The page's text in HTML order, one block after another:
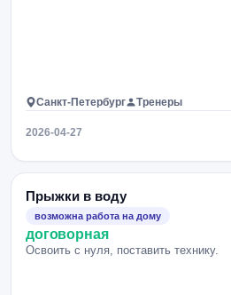
Санкт-Петербург Тренеры
2026-04-27
Прыжки в воду
возможна работа на дому
договорная
Освоить с нуля, поставить технику.